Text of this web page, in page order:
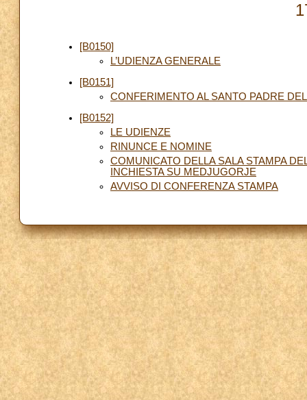
[B0150]
L’UDIENZA GENERALE
[B0151]
CONFERIMENTO AL SANTO PADRE
[B0152]
LE UDIENZE
RINUNCE E NOMINE
COMUNICATO DELLA SALA STAMPA
INCHIESTA SU MEDJUGORJE
AVVISO DI CONFERENZA STAMPA